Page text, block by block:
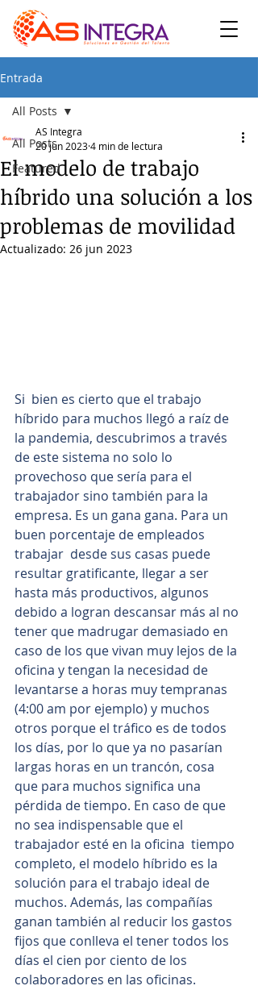
Entrada
All Posts
Featured
All Posts
El modelo de trabajo
híbrido una solución a los
problemas de movilidad
AS Integra
20 jun 20234 min de lectura
Actualizado: 26 jun 2023
Si  bien es cierto que el trabajo
híbrido para muchos llegó a raíz de
la pandemia, descubrimos a través
de este sistema no solo lo
provechoso que sería para el
trabajador sino también para la
empresa. Es un gana gana. Para un
buen porcentaje de empleados
trabajar  desde sus casas puede
resultar gratificante, llegar a ser
hasta más productivos, algunos
debido a logran descansar más al no
tener que madrugar demasiado en
caso de los que vivan muy lejos de la
oficina y tengan la necesidad de
levantarse a horas muy tempranas
(4:00 am por ejemplo) y muchos
otros porque el tráfico es de todos
los días, por lo que ya no pasarían
largas horas en un trancón, cosa
que para muchos significa una
pérdida de tiempo. En caso de que
no sea indispensable que el
trabajador esté en la oficina  tiempo
completo, el modelo híbrido es la
solución para el trabajo ideal de
muchos. Además, las compañías
ganan también al reducir los gastos
fijos que conlleva el tener todos los
días el cien por ciento de los
colaboradores en las oficinas.